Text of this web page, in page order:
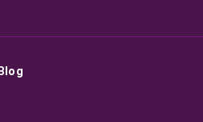
Blog